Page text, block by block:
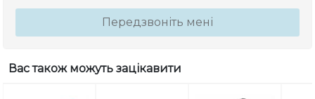
Передзвоніть мені
Вас також можуть зацікавити